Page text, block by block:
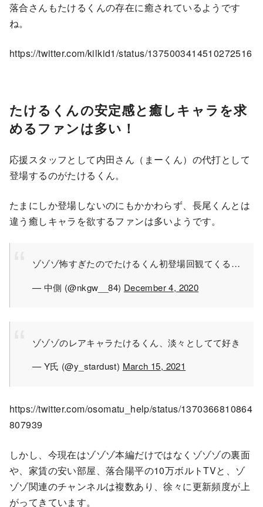
落合さんもたけるくんの存在に癒されているようです
ね。
https://twitter.com/kilkid1/status/1375003414510272516
たけるくんの安定感と癒しキャラを求
めるファンは多い！
応援スタッフとして内田さん（まーくん）の代打として
登場するのがたけるくん。
たまにしか登場しないのにもかかわらず、長尾くんとは
違う癒しキャラを欲するファンは多いようです。
ゾゾゾ怖すぎたのでたけるくん初登場回観てくる…
— 中側 (@nkgw__84) December 4, 2020
ゾゾゾのレアキャラたけるくん、淡々としてて好き
— Y氏 (@y_stardust) March 15, 2021
https://twitter.com/osomatu_help/status/1370366810864
807939
しかし、今現在はゾゾゾ本編だけではなくゾゾゾの裏面
や、家賃の安い部屋、落合陽平の10万ボルトTVと、ゾ
ゾゾ関連のチャンネルは複数あり、徐々に更新頻度が上
がってきています。